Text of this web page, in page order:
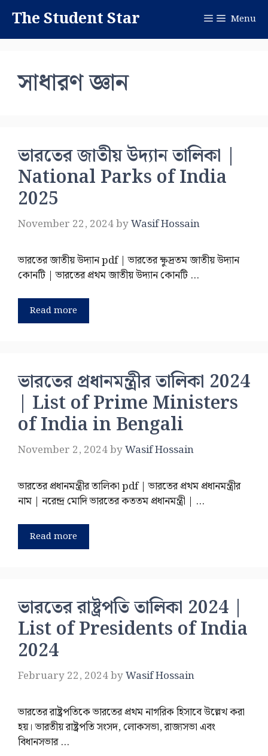
content
The Student Star Menu
সাধারণ জ্ঞান
ভারতের জাতীয় উদ্যান তালিকা |
National Parks of India
2025
November 22, 2024byWasif Hossain
ভারতের জাতীয় উদ্যান pdf | ভারতের ক্ষুদ্রতম জাতীয় উদ্যান
কোনটি | ভারতের প্রথম জাতীয় উদ্যান কোনটি …
Read more
ভারতের প্রধানমন্ত্রীর তালিকা 2024
| List of Prime Ministers
of India in Bengali
November 2, 2024byWasif Hossain
ভারতের প্রধানমন্ত্রীর তালিকা pdf | ভারতের প্রথম প্রধানমন্ত্রীর
নাম | নরেন্দ্র মোদি ভারতের কততম প্রধানমন্ত্রী | …
Read more
ভারতের রাষ্ট্রপতি তালিকা 2024 |
List of Presidents of India
2024
February 22, 2024byWasif Hossain
ভারতের রাষ্ট্রপতিকে ভারতের প্রথম নাগরিক হিসাবে উল্লেখ করা
হয়। ভারতীয় রাষ্ট্রপতি সংসদ, লোকসভা, রাজ্যসভা এবং
বিধানসভার …